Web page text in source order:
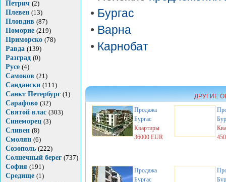
Петрич (2)
Плевен (13)
Пловдив (87)
Поморие (219)
Приморско (78)
Равда (139)
Разград (0)
Русе (4)
Самоков (21)
Сандански (111)
Санкт Петербург (1)
Сарафово (32)
Святой влас (303)
Синеморец (3)
Сливен (8)
Смолян (6)
Созополь (222)
Солнечный берег (737)
София (191)
Средище (1)
• Бургас
• Варна
• Карнобат
ДРУГИЕ
Продажа
Бургас
Квартиры
36000 EUR
Продажа
Бургас